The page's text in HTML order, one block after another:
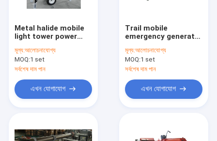
Metal halide mobile
light tower power
light tower 5kw 10kw
20kw
মূল্য:আলোচনাযোগ্য
MOQ:1 set
সর্বশেষ দাম পান
এখন যোগাযোগ
Trail mobile
emergency generator
metal halide lights
মূল্য:আলোচনাযোগ্য
MOQ:1 set
সর্বশেষ দাম পান
এখন যোগাযোগ